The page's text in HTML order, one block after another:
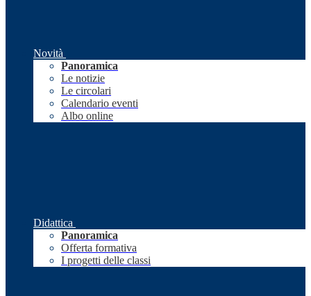
Novità
Panoramica
Le notizie
Le circolari
Calendario eventi
Albo online
Didattica
Panoramica
Offerta formativa
I progetti delle classi